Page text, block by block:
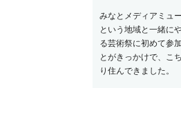
みなとメディアミュ
という地域と一緒に
る芸術祭に初めて参
とがきっかけで、こ
り住んできました。